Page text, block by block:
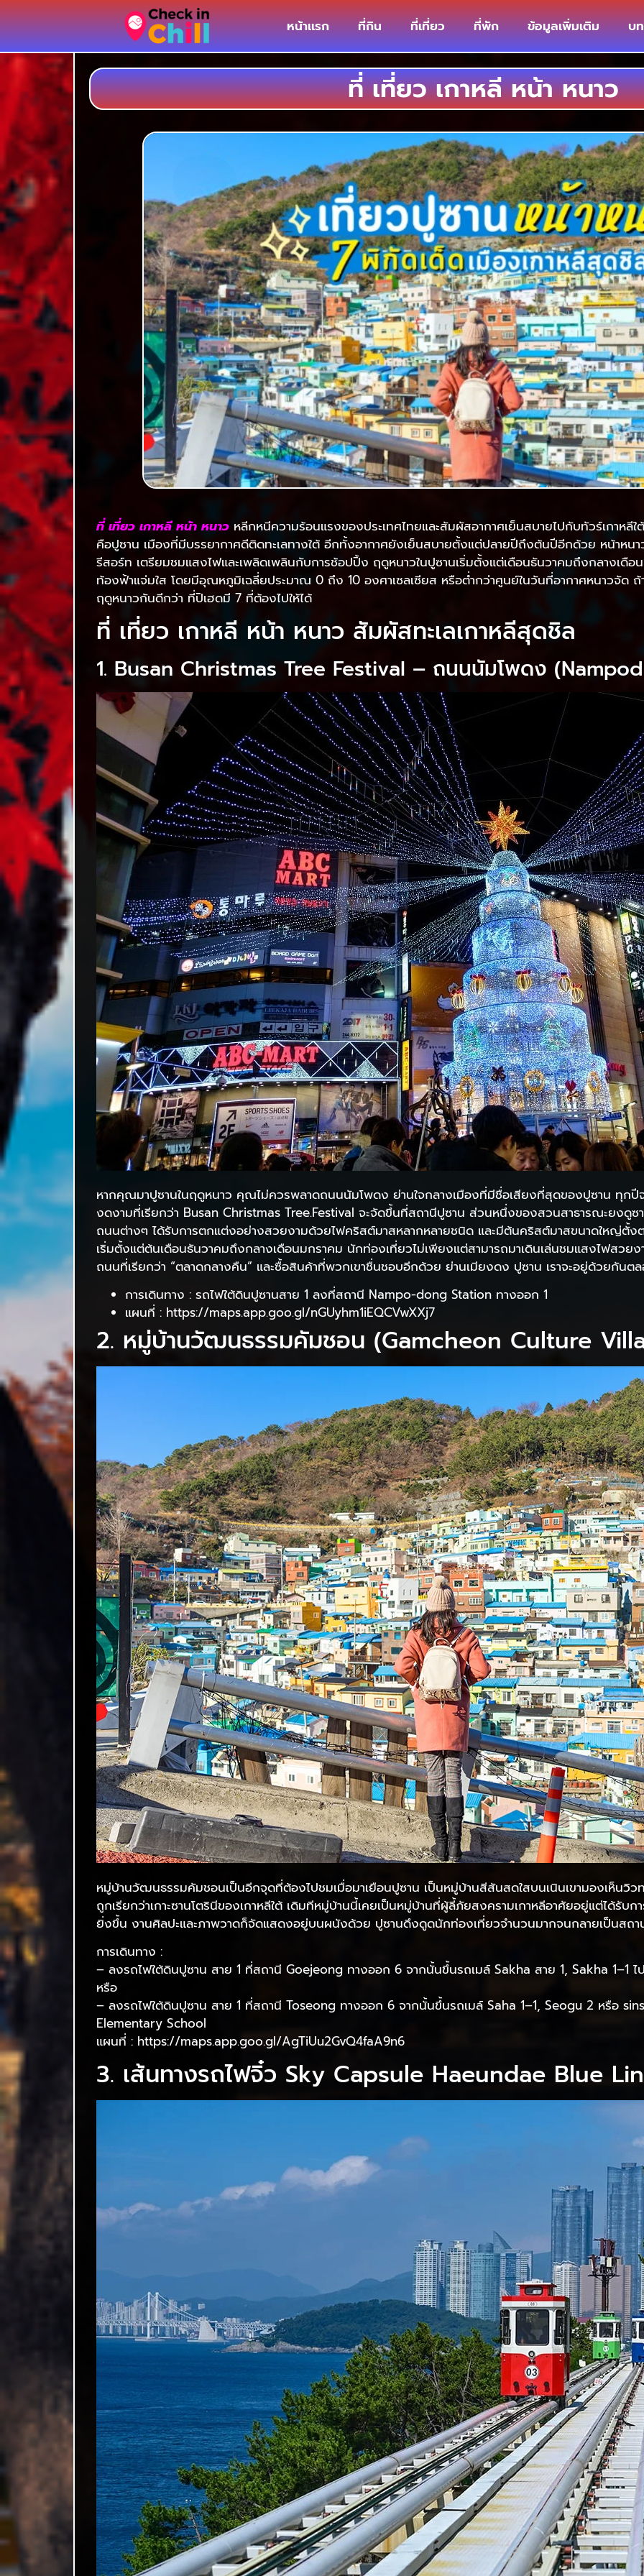
หน้าเเรก ที่กิน ที่เที่ยว ที่พัก ข้อมูลเพิ่มเติม บ
ที่ เที่ยว เกาหลี หน้า หนาว
ที่ เที่ยว เกาหลี หน้า หนาว หลีกหนีความร้อนแรงของประเทศไทยและสัมผัสอากาศเย็นสบายไปกับทัวร์เกาหลีใ
คือปูซาน เมืองที่มีบรรยากาศดีติดทะเลทางใต้ อีกทั้งอากาศยังเย็นสบายตั้งแต่ปลายปีถึงต้นปีอีกด้วย หน้าหนา
รีสอร์ท เตรียมชมแสงไฟและเพลิดเพลินกับการช้อปปิ้ง ฤดูหนาวในปูซานเริ่มตั้งแต่เดือนธันวาคมถึงกลางเดื
ท้องฟ้าแจ่มใส โดยมีอุณหภูมิเฉลี่ยประมาณ 0 ถึง 10 องศาเซลเซียส หรือต่ำกว่าศูนย์ในวันที่อากาศหนาวจัด ถ้า
ฤดูหนาวกันดีกว่า ที่ปิเฮดมี 7 ที่ต้องไปให้ได้
ที่ เที่ยว เกาหลี หน้า หนาว สัมผัสทะเลเกาหลีสุดชิล
1. Busan Christmas Tree Festival – ถนนนัมโพดง
หากคุณมาปูซานในฤดูหนาว คุณไม่ควรพลาดถนนนัมโพดง ย่านใจกลางเมืองที่มีชื่อเสียงที่สุดของปูซาน ทุกปี
งดงามที่เรียกว่า Busan Christmas Tree.Festival จะจัดขึ้นที่สถานีปูซาน ส่วนหนึ่งของสวนสาธารณะยง
ถนนต่างๆ ได้รับการตกแต่งอย่างสวยงามด้วยไฟคริสต์มาสหลากหลายชนิด และมีต้นคริสต์มาสขนาดใหญ่ตั้
เริ่มตั้งแต่ต้นเดือนธันวาคมถึงกลางเดือนมกราคม นักท่องเที่ยวไม่เพียงแต่สามารถมาเดินเล่นชมแสงไฟสวย
ถนนที่เรียกว่า “ตลาดกลางคืน” และซื้อสินค้าที่พวกเขาชื่นชอบอีกด้วย ย่านเมียงดง ปูซาน เราจะอยู่ด้วยกันต
การเดินทาง : รถไฟใต้ดินปูซานสาย 1 ลงที่สถานี Nampo-dong Station ทางออก 1
แผนที่ : https://maps.app.goo.gl/nGUyhm1iEQCVwXXj7
2. หมู่บ้านวัฒนธรรมคัมชอน (Gamcheon Culture
หมู่บ้านวัฒนธรรมคัมชอนเป็นอีกจุดที่ต้องไปชมเมื่อมาเยือนปูซาน เป็นหมู่บ้านสีสันสดใสบนเนินเขามองเห็นวิว
ถูกเรียกว่าเกาะซานโตรินีของเกาหลีใต้ เดิมทีหมู่บ้านนี้เคยเป็นหมู่บ้านที่ผู้ลี้ภัยสงครามเกาหลีอาศัยอยู่แต่ได้รับ
ยิ่งขึ้น งานศิลปะและภาพวาดก็จัดแสดงอยู่บนผนังด้วย ปูซานดึงดูดนักท่องเที่ยวจำนวนมากจนกลายเป็นสถ
การเดินทาง :
– ลงรถไฟใต้ดินปูซาน สาย 1 ที่สถานี Goejeong ทางออก 6 จากนั้นขึ้นรถเมล์ Sakha สาย 1, Sakha 1–1
หรือ
– ลงรถไฟใต้ดินปูซาน สาย 1 ที่สถานี Toseong ทางออก 6 จากนั้นขึ้นรถเมล์ Saha 1–1, Seogu 2 หรือ
Elementary School
แผนที่ : https://maps.app.goo.gl/AgTiUu2GvQ4faA9n6
3. เส้นทางรถไฟจิ๋ว Sky Capsule Haeundae Blue